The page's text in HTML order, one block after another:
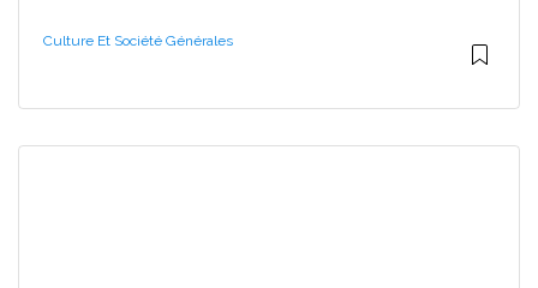
Culture Et Société Générales